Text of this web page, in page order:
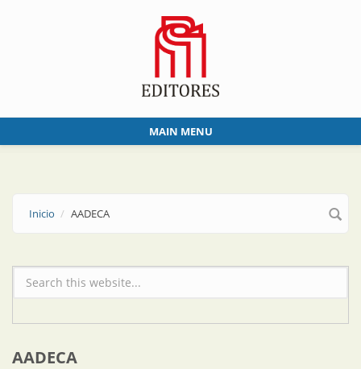
MAIN MENU
Inicio AADECA
Formulario de búsqueda
AADECA